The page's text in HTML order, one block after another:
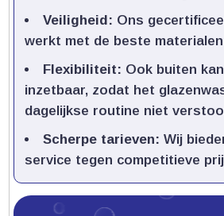
Veiligheid: Ons
werkt met de beste
Flexibiliteit: Ook buiten
inzetbaar, zodat het
dagelijkse routine niet
Scherpe tarieven: Wij
service tegen competitieve